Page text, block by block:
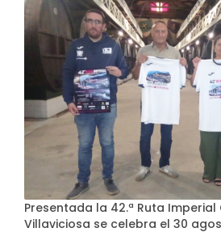
Presentada la 42.ª Ruta Imperial
Villaviciosa se celebra el 30